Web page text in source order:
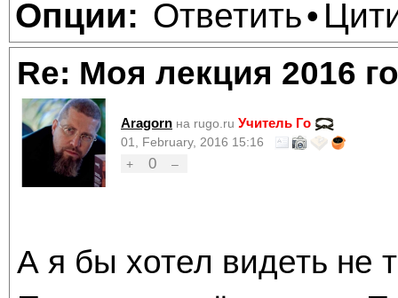
Опции: Ответить•
Re: Моя лекция 2016
Aragorn на rugo.ru Учитель Го
01, February, 2016 15:16
+
0 –
А я бы хотел видеть не